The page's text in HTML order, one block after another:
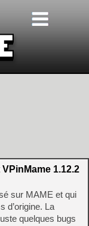
1.12.2
sur MAME et qui
d’origine. La
quelques bugs